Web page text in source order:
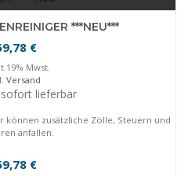
***NEU***
€
19% Mwst.
Versand
lieferbar
können zusätzliche Zölle, Steuern und
anfallen.
€